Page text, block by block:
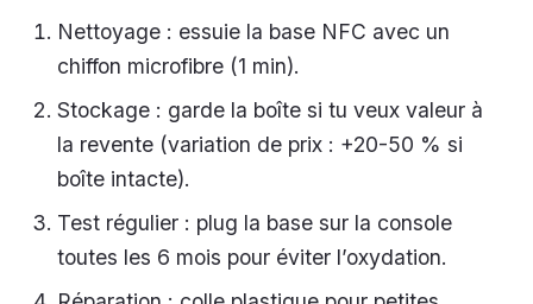
Nettoyage : essuie la base NFC avec un
chiffon microfibre (1 min).
Stockage : garde la boîte si tu veux valeur à
la revente (variation de prix : +20-50 % si
boîte intacte).
Test régulier : plug la base sur la console
toutes les 6 mois pour éviter l’oxydation.